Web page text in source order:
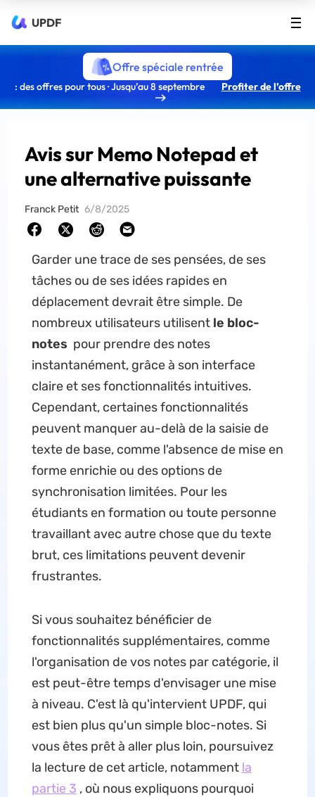
UPDF
Offre spéciale rentrée
: des offres pour tous · Jusqu’au 8 septembre Profiter de l’offre
Avis sur Memo Notepad et
une alternative puissante
Franck Petit 6/8/2025
Garder une trace de ses pensées, de ses
tâches ou de ses idées rapides en
déplacement devrait être simple. De
nombreux utilisateurs utilisent le bloc-
notes pour prendre des notes
instantanément, grâce à son interface
claire et ses fonctionnalités intuitives.
Cependant, certaines fonctionnalités
peuvent manquer au-delà de la saisie de
texte de base, comme l'absence de mise en
forme enrichie ou des options de
synchronisation limitées. Pour les
étudiants en formation ou toute personne
travaillant avec autre chose que du texte
brut, ces limitations peuvent devenir
frustrantes.
Si vous souhaitez bénéficier de
fonctionnalités supplémentaires, comme
l'organisation de vos notes par catégorie, il
est peut-être temps d'envisager une mise
à niveau. C'est là qu'intervient UPDF, qui
est bien plus qu'un simple bloc-notes. Si
vous êtes prêt à aller plus loin, poursuivez
la lecture de cet article, notamment la
partie 3 , où nous expliquons pourquoi